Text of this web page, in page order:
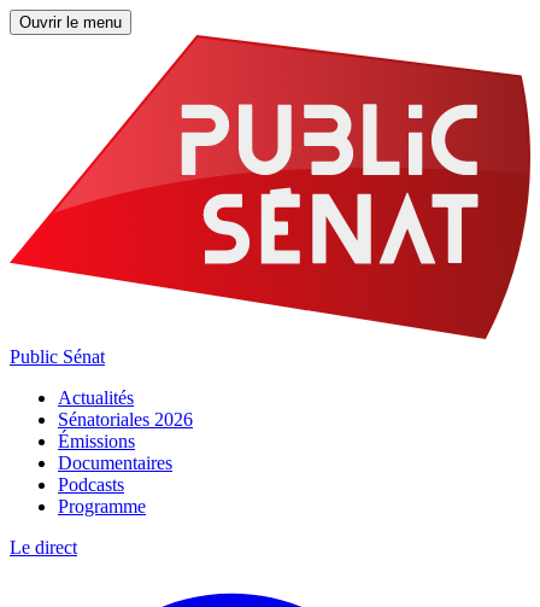
Ouvrir le menu
Public Sénat
Actualités
Sénatoriales 2026
Émissions
Documentaires
Podcasts
Programme
Le direct